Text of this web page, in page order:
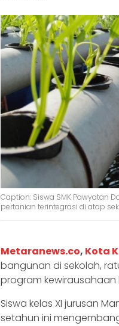
Caption: Siswa SMK Pawyatan
pertanian terintegrasi di atap
Metaranews.co, Kota
bangunan di sekolah,
program
Siswa kelas XI jurusan
setahun ini